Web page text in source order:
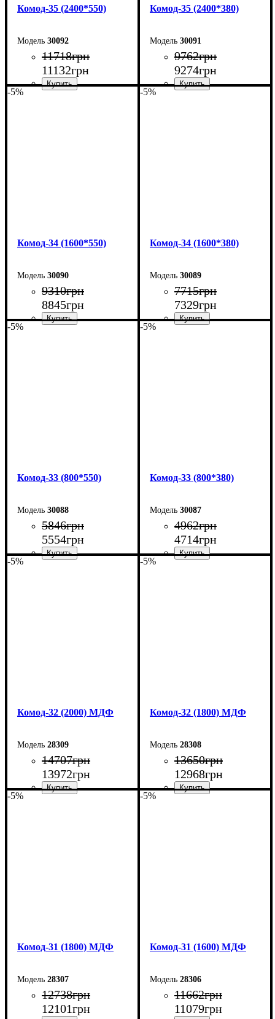
Комод-35 (2400*550)
30092
11718грн
11132грн
Комод-35 (2400*380)
30091
9762грн
9274грн
-5%
Комод-34 (1600*550)
30090
9310грн
8845грн
-5%
Комод-34 (1600*380)
30089
7715грн
7329грн
-5%
Комод-33 (800*550)
30088
5846грн
5554грн
-5%
Комод-33 (800*380)
30087
4962грн
4714грн
-5%
Комод-32 (2000) МДФ
28309
14707грн
13972грн
-5%
Комод-32 (1800) МДФ
28308
13650грн
12968грн
-5%
Комод-31 (1800) МДФ
28307
12738грн
12101грн
-5%
Комод-31 (1600) МДФ
28306
11662грн
11079грн